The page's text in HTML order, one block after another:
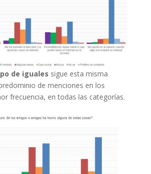
de iguales sigue esta misma
de menciones en los
frecuencia, en todas las categorías.